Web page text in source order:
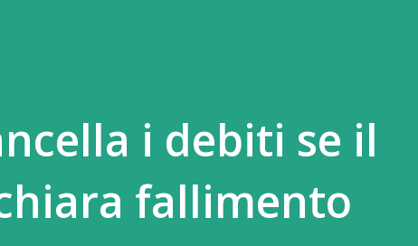
i debiti se il
fallimento